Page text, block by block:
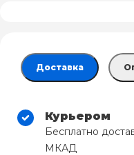
Доставка
Курьером
Бесплатно
МКАД